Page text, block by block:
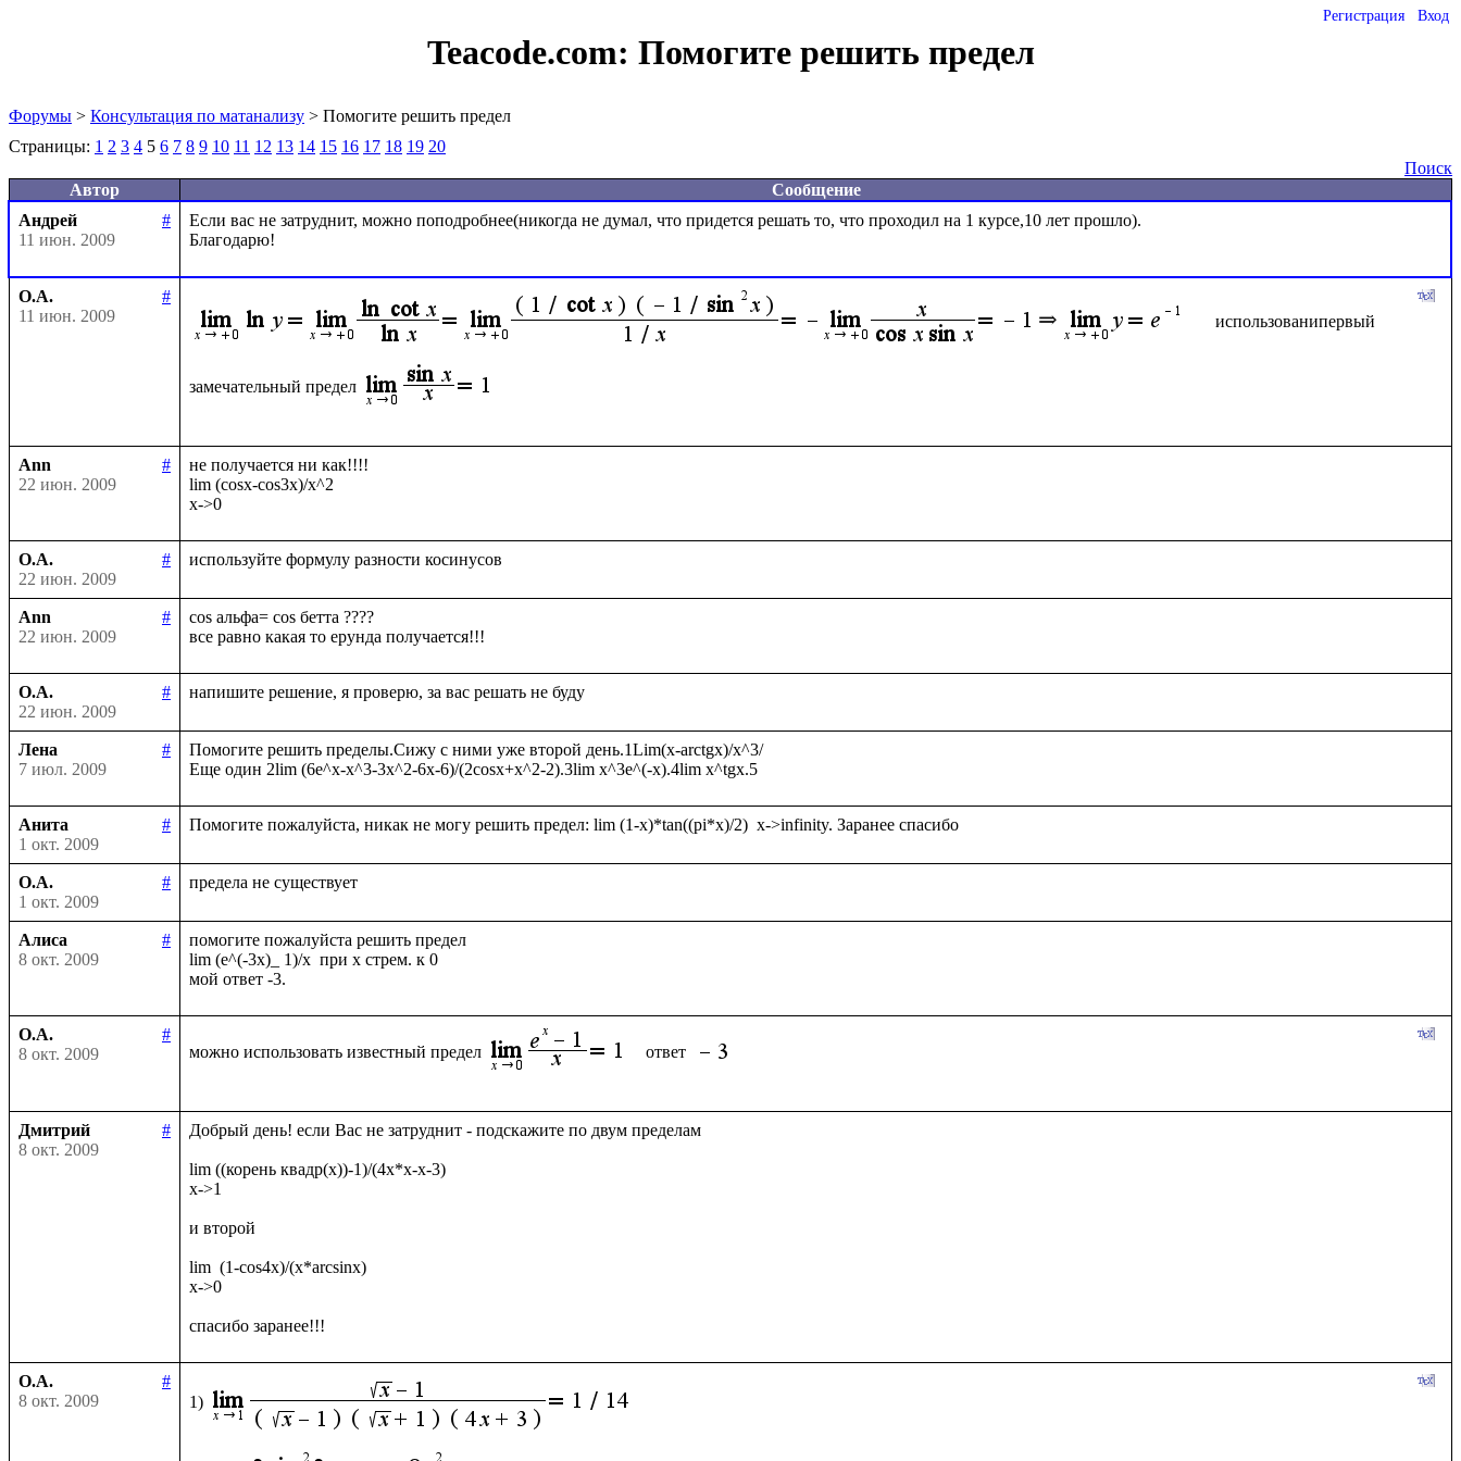
Регистрация Вход
Teacode.com: Помогите решить предел
Форумы > Консультация по матанализу > Помогите решить предел
Страницы: 1 2 3 4 5 6 7 8 9 10 11 12 13 14 15 16 17 18 19 20
Поиск
Автор
Сообщение
Андрей
#
11 июн. 2009
Если вас не затруднит, можно поподробнее(никогда не думал, что придется решать то, что проходил на 1 курсе,10 лет прошло).
О.А.
#
11 июн. 2009
использованипервый
замечательный предел
Ann
#
22 июн. 2009
не получается ни как!!!!
lim (cosx-cos3x)/x^2
О.А.
#
22 июн. 2009
Ann
#
22 июн. 2009
cos альфа= cos бетта ????
О.А.
#
22 июн. 2009
Лена
#
7 июл. 2009
Помогите решить пределы.Сижу с ними уже второй день.1Lim(x-arctgx)/x^3/
Анита
#
1 окт. 2009
О.А.
#
1 окт. 2009
Алиса
#
8 окт. 2009
помогите пожалуйста решить предел
lim (e^(-3x)_ 1)/x  при х стрем. к 0
О.А.
#
8 окт. 2009
можно использовать известный предел ответ
Дмитрий
#
8 окт. 2009
Добрый день! если Вас не затруднит - подскажите по двум пределам
lim ((корень квадр(x))-1)/(4x*x-x-3)
x->1
и второй
lim  (1-cos4x)/(x*arcsinx)
x->0
О.А.
#
8 окт. 2009
1)